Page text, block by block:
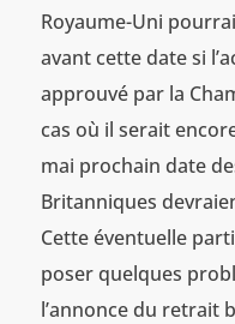
Royaume-Uni
avant cette date si
approuvé par la
cas où il serait
mai prochain date
Britanniques
Cette éventuelle
poser quelques
l’annonce du retrait